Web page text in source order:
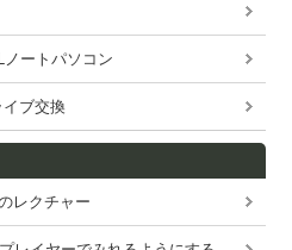
ートパソコン
イブ交換
レクチャー